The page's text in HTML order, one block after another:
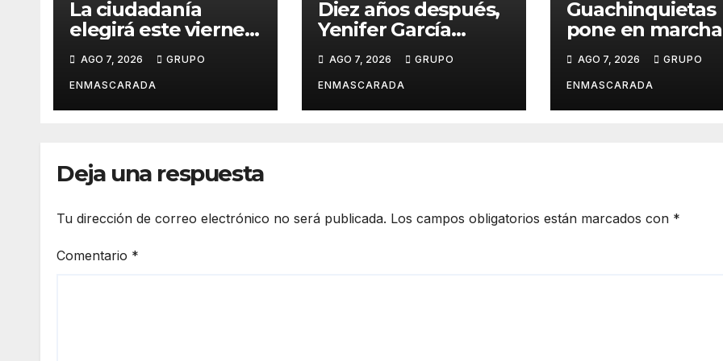
La ciudadanía
elegirá este viernes
el cartel del
Carnaval de Las
Palmas de Gran
Canaria 2027 en
Televisión Canaria
AGO 7, 2026 GRUPO
ENMASCARADA
Diez años después,
Yenifer García
revive su sueño
carnavalero en el
vídeo de
presentación de
AGO 7, 2026 GRUPO
ENMASCARADA
Guachinquietas
pone en
creación de su
repertorio para el
Carnaval 2027
AGO 7, 2026 GRUPO
ENMASCARADA
Deja una respuesta
Tu dirección de correo electrónico no será publicada. Los campos obligatorios están marcados con *
Comentario *